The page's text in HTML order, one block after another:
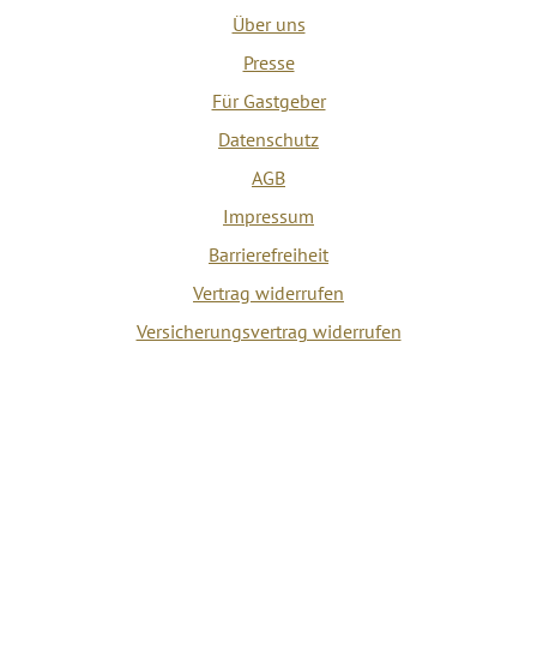
Über uns
Presse
Für Gastgeber
Datenschutz
AGB
Impressum
Barrierefreiheit
Vertrag widerrufen
Versicherungsvertrag widerrufen